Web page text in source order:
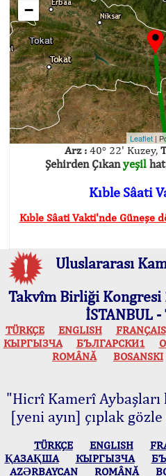
−
Leaflet |
Arz :40° 22' Kuzey,
Şehirden Çıkanyeşilhat
Kıble Sâati
Kıble Sâati Vakti'nde Güneşe
Uluslararası
Takvîm Birliği Kongresi
İSTANBUL
TÜRKÇE ENGLISH FRANÇAIS
КЫPГЫЗЧA
БЪЛГАРСКИ1
ROMÂNĂ
BOSANSKI
"Hicrî Kamerî
[yeni ayın] çıplak
TÜRKÇE ENGLISH
ҚАЗАҚША
КЫPГЫЗЧA
AZӘRBAYCAN
ROMÂNĂ